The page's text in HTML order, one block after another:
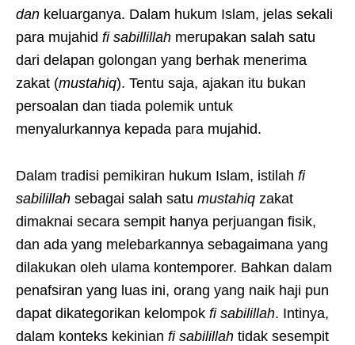
dan keluarganya. Dalam hukum Islam, jelas sekali
para mujahid fi sabillillah merupakan salah satu
dari delapan golongan yang berhak menerima
zakat (mustahiq). Tentu saja, ajakan itu bukan
persoalan dan tiada polemik untuk
menyalurkannya kepada para mujahid.
Dalam tradisi pemikiran hukum Islam, istilah fi
sabilillah sebagai salah satu mustahiq zakat
dimaknai secara sempit hanya perjuangan fisik,
dan ada yang melebarkannya sebagaimana yang
dilakukan oleh ulama kontemporer. Bahkan dalam
penafsiran yang luas ini, orang yang naik haji pun
dapat dikategorikan kelompok fi sabilillah. Intinya,
dalam konteks kekinian fi sabilillah tidak sesempit